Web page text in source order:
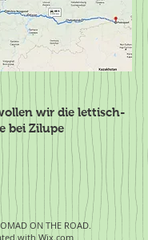
wir die lettisch-
bei Zilupe
ON THE ROAD.
with Wix.com